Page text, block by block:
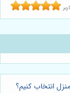
انتخاب کنیم؟